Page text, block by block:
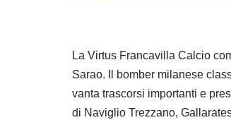
La Virtus Francavilla Calcio
Sarao. Il bomber milanese
vanta trascorsi importanti e
di Naviglio Trezzano,